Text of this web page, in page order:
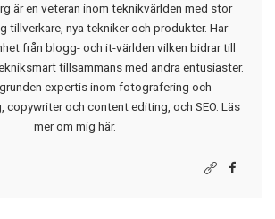
är en veteran inom teknikvärlden med stor
tillverkare, nya tekniker och produkter. Har
från blogg- och it-världen vilken bidrar till
tillsammans med andra entusiaster.
expertis inom fotografering och
copywriter och content editing, och SEO. Läs
mer om mig här.